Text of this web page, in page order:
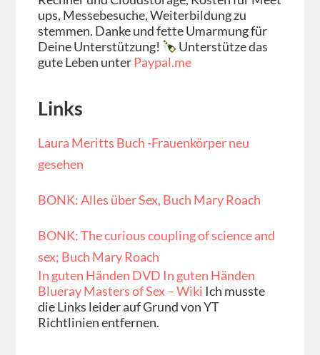
ups, Messebesuche, Weiterbildung zu
stemmen. Danke und fette Umarmung für
Deine Unterstützung!
Unterstütze das
gute Leben unterPaypal.me
Links
Laura Meritts Buch -Frauenkörper neu
gesehen
BONK: Alles über Sex, Buch Mary Roach
BONK: The curious coupling of science and
sex; Buch Mary Roach
In guten Händen DVD In guten Händen
BluerayMasters of Sex – Wiki Ich musste
die Links leider auf Grund von YT
Richtlinien entfernen.